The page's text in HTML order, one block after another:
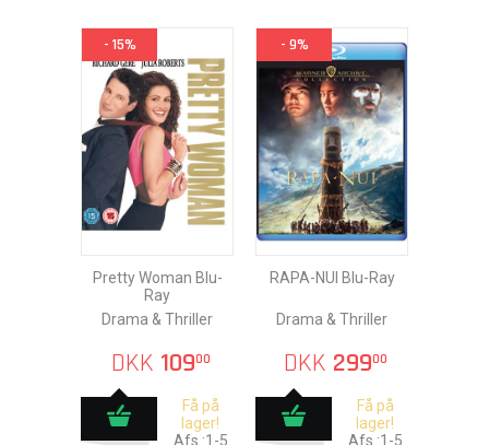
- 15%
Pretty Woman Blu-
Ray
Drama & Thriller
DKK 10900
Få på
lager!
Afs.:1-5
- 9%
RAPA-NUI Blu-Ray
Drama & Thriller
DKK 29900
Få på
lager!
Afs.:1-5